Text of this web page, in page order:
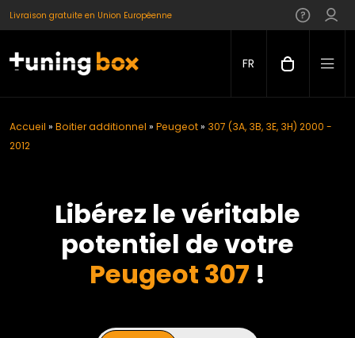
Livraison gratuite en Union Européenne
FR
Accueil » Boitier additionnel » Peugeot» 307 (3A, 3B, 3E, 3H) 2000 -
2012
Libérez le véritable
potentiel de votre
Peugeot 307 !